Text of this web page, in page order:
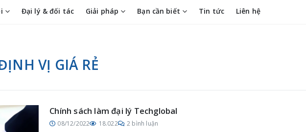
Đại lý & đối tác Giải pháp Bạn cần biết Tin tức Liên hệ
VỊ GIÁ RẺ
Chính sách làm đại lý Techglobal
08/12/2022 18.022 2 bình luận